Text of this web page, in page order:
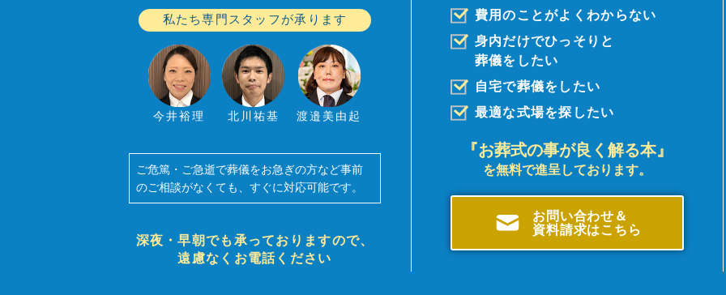
私たち専門スタッフが承ります
今井裕理 北川祐基 渡邉美由起
ご危篤・ご急逝で葬儀をお急ぎの方など事前
のご相談がなくても、すぐに対応可能です。
深夜・早朝でも承っておりますので、
遠慮なくお電話ください
費用のことがよくわからない
身内だけでひっそりと
葬儀を したい
自宅で葬儀をしたい
最適な式場を探したい
『お葬式の事が良く解る本』
を無料で進呈しております。
お問い合わせ＆
資料請求はこちら